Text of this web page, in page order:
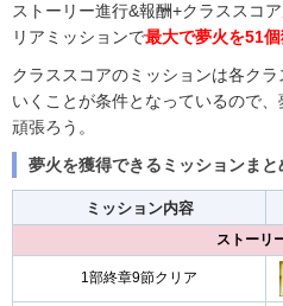
ストーリー進行&報酬+クラススコ
リアミッションで最大で夢火を51
クラススコアのミッションは各ク
いくことが条件となっているので
頑張ろう。
夢火を獲得できるミッションまと
ミッション内容
ストーリ
1部終章9節クリア